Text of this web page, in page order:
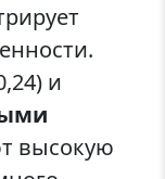
и
высокую